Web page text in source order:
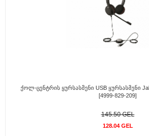
Ქოლ-Ცენტრის Ყურსასმენი USB Ყურსასმენი
[4999-829-209]
145.50 GEL
128.04 GEL